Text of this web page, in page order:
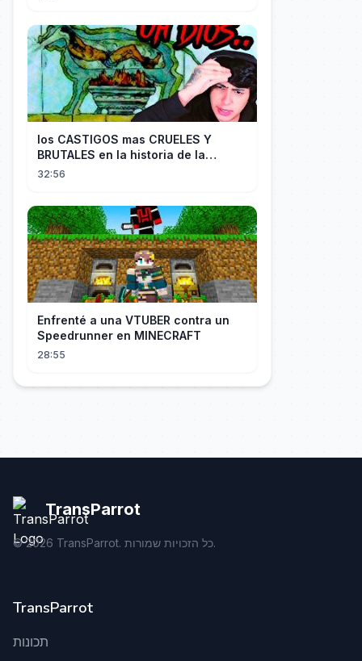
los CASTIGOS mas CRUELES Y
BRUTALES en la historia de la
HUMANIDAD...
32:56
Enfrenté a una VTUBER contra un
Speedrunner en MINECRAFT
28:55
TransParrot
©2026 TransParrot. כל הזכויות שמורות.
TransParrot
תכונות